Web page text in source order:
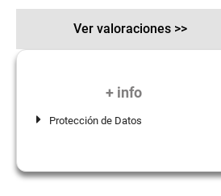
Ver valoraciones >>
+ info
Protección de Datos